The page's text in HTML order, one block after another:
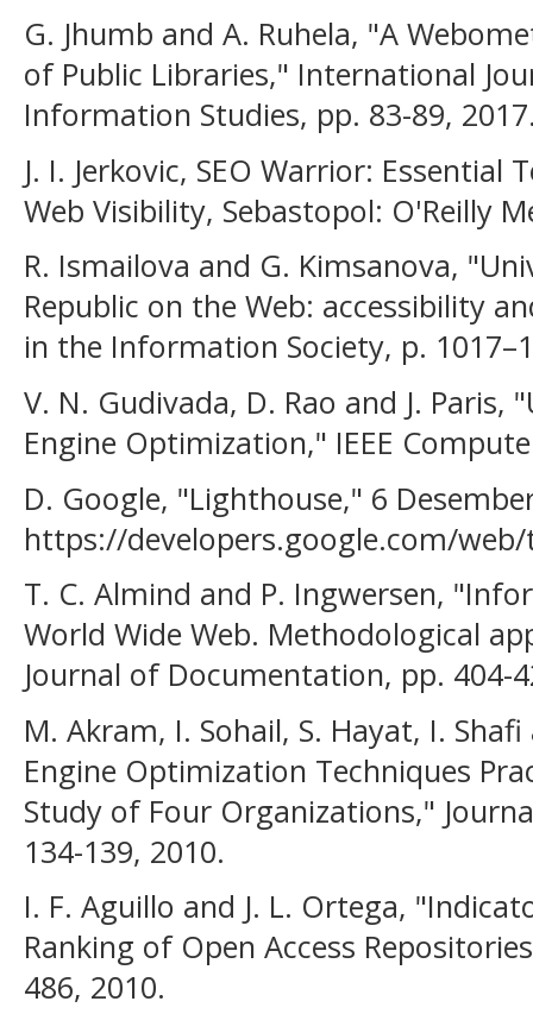
G. Jhumb and A. Ruhela, "A
of Public Libraries," International
Information Studies, pp. 83-89,
J. I. Jerkovic, SEO Warrior: Essential
Web Visibility, Sebastopol: O'Reilly
R. Ismailova and G. Kimsanova,
Republic on the Web: accessibility
in the Information Society, p.
V. N. Gudivada, D. Rao and J. Paris,
Engine Optimization," IEEE
D. Google, "Lighthouse," 6
https://developers.google.com/
T. C. Almind and P. Ingwersen,
World Wide Web. Methodological
Journal of Documentation, pp. 404-
M. Akram, I. Sohail, S. Hayat, I.
Engine Optimization Techniques
Study of Four Organizations,"
134-139, 2010.
I. F. Aguillo and J. L. Ortega,
Ranking of Open Access
486, 2010.